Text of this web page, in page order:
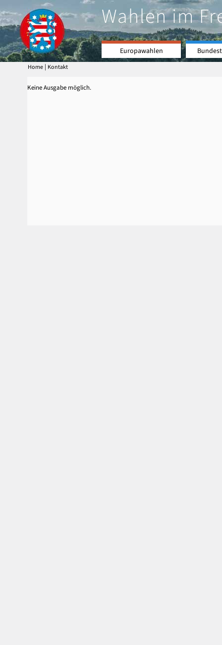
Wahlen im
Europawahlen
Home | Kontakt
Keine Ausgabe möglich.